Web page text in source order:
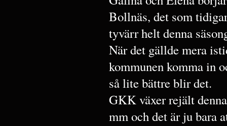
Bollnäs, det som
tyvärr helt denna
När det gällde mera
kommunen komma in
så lite bättre blir det.
GKK växer rejält
mm och det är ju bara